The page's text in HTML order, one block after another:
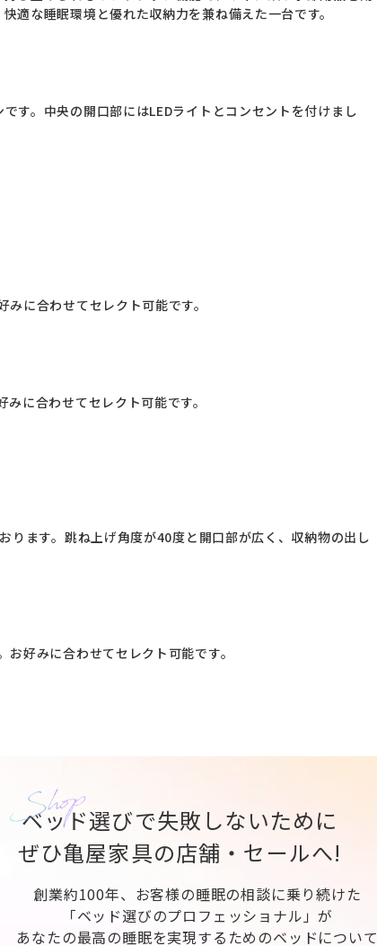
適な睡眠環境と優れた収納力を兼ね備えた一台です。
す。中央の開口部にはLEDライトとコンセントを付けまし
に合わせてセレクト可能です。
に合わせてセレクト可能です。
ます。跳ね上げ角度が40度と開口部が広く、収納物の出し
好みに合わせてセレクト可能です。
ベッド選びで失敗しないために
ぜひ亀屋家具の店舗・セールへ!
創業約100年、お客様の睡眠の相談に乗り続けた
「ベッド選びのプロフェッショナル」が
あなたの最高の睡眠を実現するためのベッドについて